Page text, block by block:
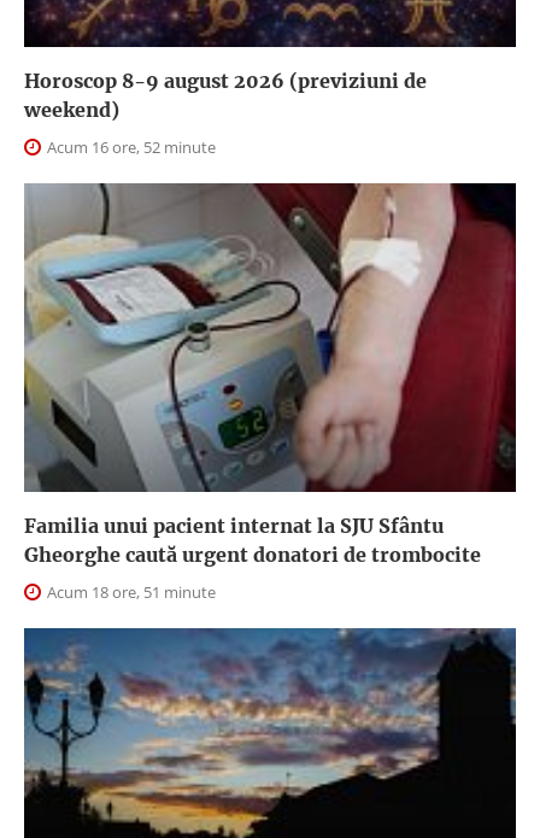
Horoscop 8-9 august 2026 (previziuni de
weekend)
Acum 16 ore, 52 minute
Familia unui pacient internat la SJU Sfântu
Gheorghe caută urgent donatori de trombocite
Acum 18 ore, 51 minute